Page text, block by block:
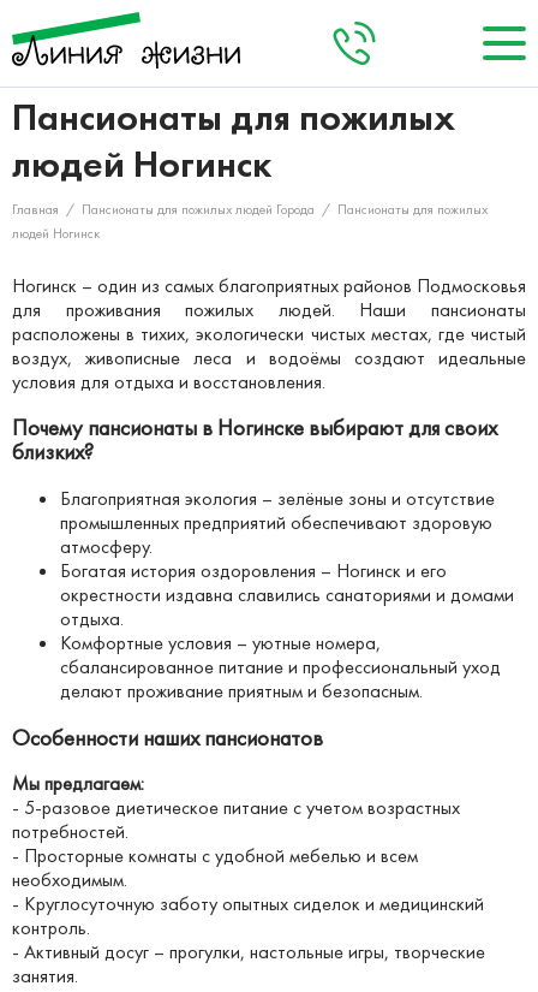
О нас
Кто мы
Наша команда
Акции
Наши пансионаты
Услуги
Цены
Отзывы
Контакты
+8 (495) 984-04-92
Запланировать визит
Пансионаты для пожилых
людей Ногинск
Главная / Пансионаты для пожилых людей Города / Пансионаты для пожилых
людей Ногинск
Ногинск – один из самых благоприятных районов Подмосковья
для проживания пожилых людей. Наши пансионаты
расположены в тихих, экологически чистых местах, где чистый
воздух, живописные леса и водоёмы создают идеальные
условия для отдыха и восстановления.
Почему пансионаты в Ногинске выбирают для своих
близких?
Благоприятная экология – зелёные зоны и отсутствие
промышленных предприятий обеспечивают здоровую
атмосферу.
Богатая история оздоровления – Ногинск и его
окрестности издавна славились санаториями и домами
отдыха.
Комфортные условия – уютные номера,
сбалансированное питание и профессиональный уход
делают проживание приятным и безопасным.
Особенности наших пансионатов
Мы предлагаем:
- 5-разовое диетическое питание с учетом возрастных
потребностей.
- Просторные комнаты с удобной мебелью и всем
необходимым.
- Круглосуточную заботу опытных сиделок и медицинский
контроль.
- Активный досуг – прогулки, настольные игры, творческие
занятия.